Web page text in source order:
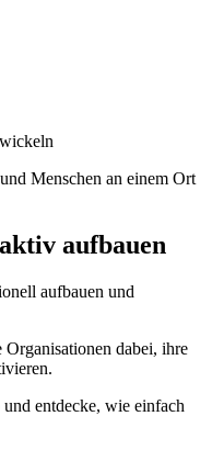
Menschen an einem Ort
aufbauen
aufbauen und
dabei, ihre
entdecke, wie einfach